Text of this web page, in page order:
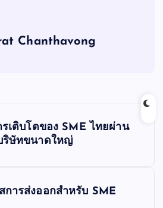
Chanthavong
รเติบโตของ SME ไทยผ่าน
ริษัทขนาดใหญ่
การส่งออกสำหรับ SME